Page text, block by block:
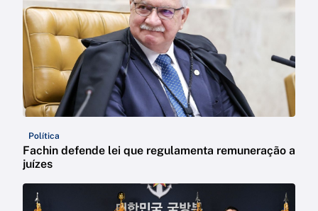
Política
Fachin defende lei que regulamenta remuneração a
juízes